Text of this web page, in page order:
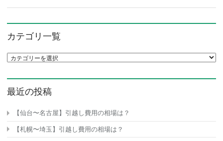
カテゴリ一覧
カテゴリ一覧
最近の投稿
【仙台〜名古屋】引越し費用の相場は？
【札幌〜埼玉】引越し費用の相場は？